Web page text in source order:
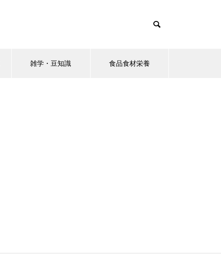
雑学・豆知識 食品食材栄養